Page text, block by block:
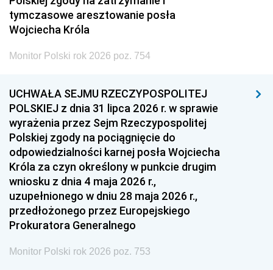
tymczasowe aresztowanie posła
Wojciecha Króla
Monitor Polski rok 2026 poz. 754
UCHWAŁA SEJMU RZECZYPOSPOLITEJ
POLSKIEJ z dnia 31 lipca 2026 r. w sprawie
wyrażenia przez Sejm Rzeczypospolitej
Polskiej zgody na pociągnięcie do
odpowiedzialności karnej posła Wojciecha
Króla za czyn określony w punkcie drugim
wniosku z dnia 4 maja 2026 r.,
uzupełnionego w dniu 28 maja 2026 r.,
przedłożonego przez Europejskiego
Prokuratora Generalnego
Monitor Polski rok 2026 poz. 753